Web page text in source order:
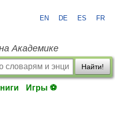
EN DE ES FR
Академике
Найти!
Игры ⚽